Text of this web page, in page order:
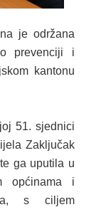
je održana
prevenciji i
kantonu
51. sjednici
Zaključak
ga uputila u
općinama i
s ciljem